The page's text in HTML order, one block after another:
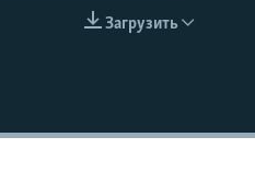
EMBED
Загрузить